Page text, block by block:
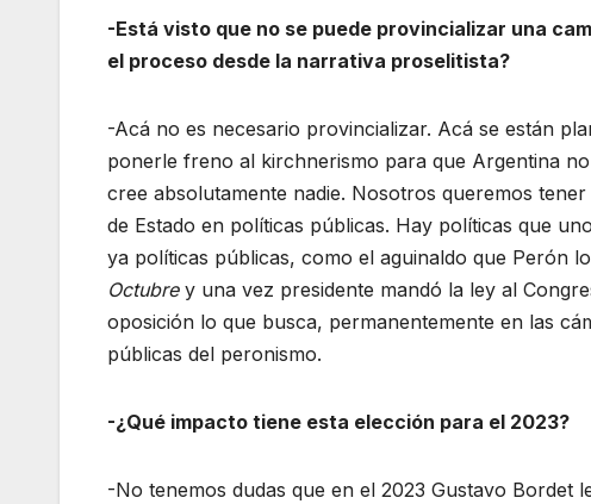
-Está visto que no se puede provincializar una
el proceso desde la narrativa proselitista?
-Acá no es necesario provincializar. Acá se están
ponerle freno al kirchnerismo para que Argentina
cree absolutamente nadie. Nosotros queremos
de Estado en políticas públicas. Hay políticas que
ya políticas públicas, como el aguinaldo que Perón
Octubre y una vez presidente mandó la ley al
oposición lo que busca, permanentemente en las
públicas del peronismo.
-¿Qué impacto tiene esta elección para el 2023?
-No tenemos dudas que en el 2023 Gustavo